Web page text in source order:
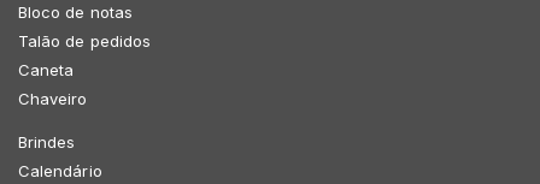
Bloco de notas
Talão de pedidos
Caneta
Chaveiro
Brindes
Calendário